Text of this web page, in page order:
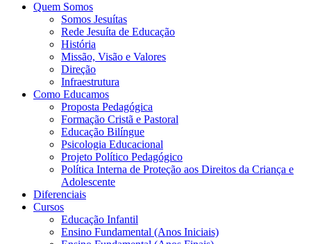
Quem Somos
Somos Jesuítas
Rede Jesuíta de Educação
História
Missão, Visão e Valores
Direção
Infraestrutura
Como Educamos
Proposta Pedagógica
Formação Cristã e Pastoral
Educação Bilíngue
Psicologia Educacional
Projeto Político Pedagógico
Política Interna de Proteção aos Direitos da Criança e
Adolescente
Diferenciais
Cursos
Educação Infantil
Ensino Fundamental (Anos Iniciais)